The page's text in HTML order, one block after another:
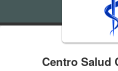
Centro Salud